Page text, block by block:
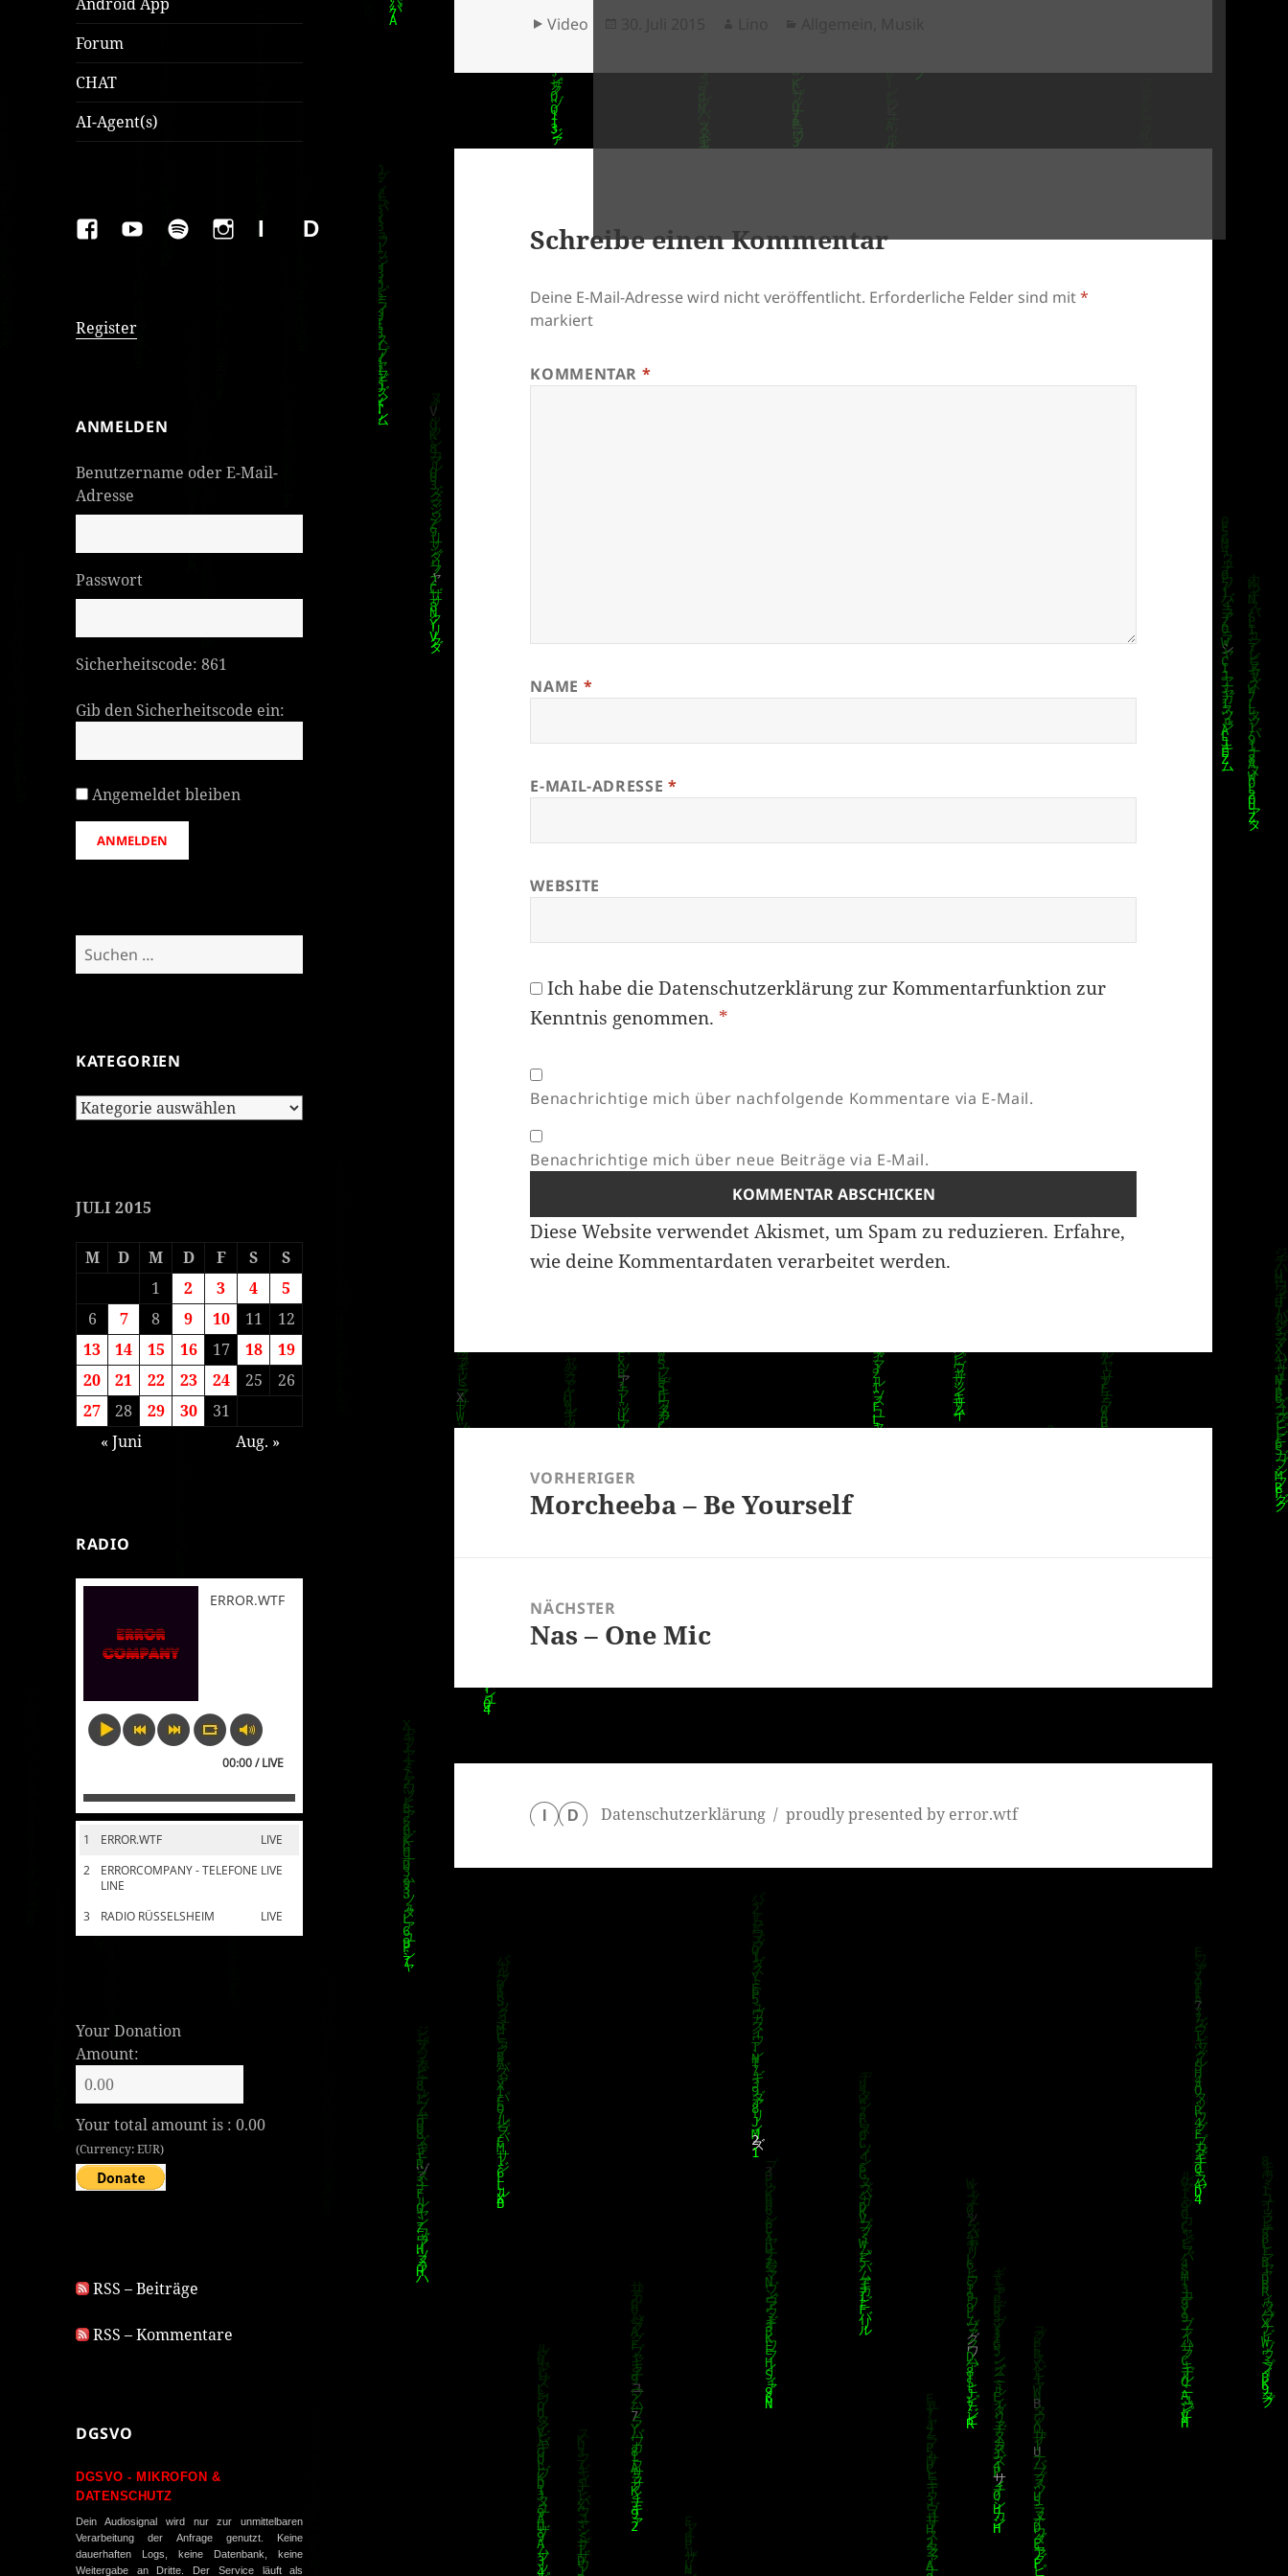
Forum
CHAT
AI-Agent(s)
FAKEBOOK
YOUTUBESPOTIFYINSTAGRAM
IMPRESSUMDatenschutzerklärung
Register
ANMELDEN
Benutzername oder E-Mail-
Adresse
Passwort
Sicherheitscode: 861
Gib den Sicherheitscode ein:
Angemeldet bleiben
ANMELDEN
Suchen
nach:
KATEGORIEN
Kategorien
JULI 2015
M D M D F S
S
1
2 3 4
5
6
7 8 9 10 11
12
13
14 15 16 17 18
19
20
21 22 23 24 25
26
27
28 29 30
31
« Juni
Aug. »
RADIO
ERROR.WTF
00:00 / LIVE
1 LIVE
ERROR.WTF
2
LIVE
ERRORCOMPANY - TELEFONE
LINE
3
LIVE
RADIO RÜSSELSHEIM
Your Donation
Amount:
Your total amount is :0.00
(Currency: EUR)
RSS – Beiträge
RSS – Kommentare
DGSVO
DGSVO - MIKROFON &
DATENSCHUTZ
Dein Audiosignal wird nur zur unmittelbaren
Verarbeitung der Anfrage genutzt. Keine
dauerhaften Logs, keine Datenbank, keine
Weitergabe an Dritte. Der Service läuft als
Format
Video
Schreibe einen Kommentar
Deine E-Mail-Adresse wird nicht veröffentlicht. Erforderliche Felder sind mit*
markiert
KOMMENTAR *
NAME *
E-MAIL-ADRESSE *
WEBSITE
Ich habe dieDatenschutzerklärungzur Kommentarfunktion zur
Kenntnis genommen. *
Benachrichtige mich über nachfolgende Kommentare via E-Mail.
Benachrichtige mich über neue Beiträge via E-Mail.
Diese Website verwendet Akismet, um Spam zu reduzieren.Erfahre,
wie deine Kommentardaten verarbeitet werden.
VORHERIGER
Vorheriger
Morcheeba – Be Yourself
NÄCHSTER
Nächster
Nas – One Mic
D Datenschutzerklärung proudly presented by error.wtf